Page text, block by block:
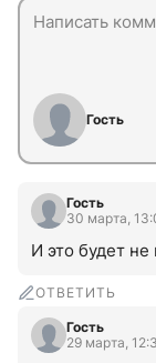
Гость
Гость
30 марта,
И это будет
ОТВЕТИТЬ
Гость
29 марта,